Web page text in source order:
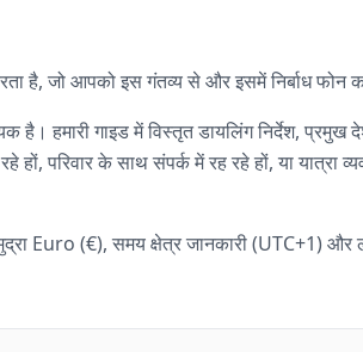
है, जो आपको इस गंतव्य से और इसमें निर्बाध
हमारी गाइड में विस्तृत डायलिंग निर्देश,
परिवार के साथ संपर्क में रह रहे हों, या
Euro (€), समय क्षेत्र जानकारी (UTC+1) और